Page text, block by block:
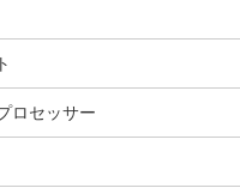
ロセッサー